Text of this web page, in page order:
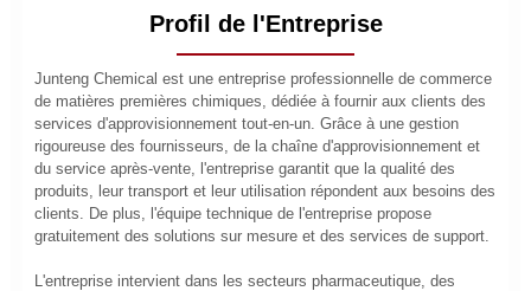
Profil de l'Entreprise
Junteng Chemical est une entreprise professionnelle de commerce
de matières premières chimiques, dédiée à fournir aux clients des
services d'approvisionnement tout-en-un. Grâce à une gestion
rigoureuse des fournisseurs, de la chaîne d'approvisionnement et
du service après-vente, l'entreprise garantit que la qualité des
produits, leur transport et leur utilisation répondent aux besoins des
clients. De plus, l'équipe technique de l'entreprise propose
gratuitement des solutions sur mesure et des services de support.
L'entreprise intervient dans les secteurs pharmaceutique, des